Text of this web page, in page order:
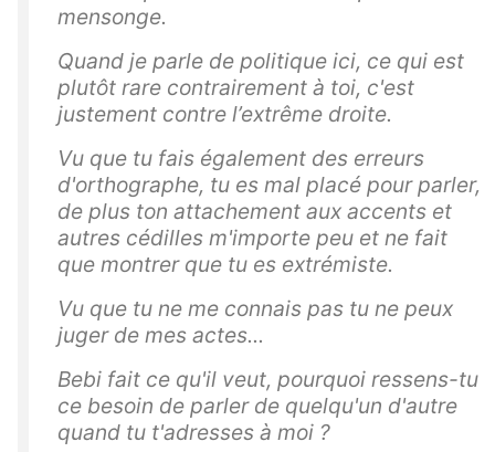
mensonge.
Quand je parle de politique ici, ce qui est
plutôt rare contrairement à toi, c'est
justement contre l’extrême droite.
Vu que tu fais également des erreurs
d'orthographe, tu es mal placé pour parler,
de plus ton attachement aux accents et
autres cédilles m'importe peu et ne fait
que montrer que tu es extrémiste.
Vu que tu ne me connais pas tu ne peux
juger de mes actes...
Bebi fait ce qu'il veut, pourquoi ressens-tu
ce besoin de parler de quelqu'un d'autre
quand tu t'adresses à moi ?